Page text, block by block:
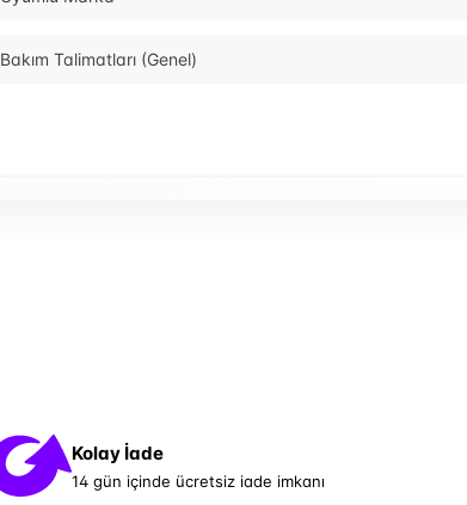
Bakım Talimatları (Genel)
Kolay İade
14 gün içinde ücretsiz iade imkanı